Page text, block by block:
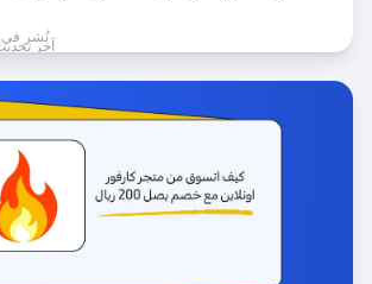
نُشر في 17 أغسطس 2025
آخر تحديث 8 أغسطس